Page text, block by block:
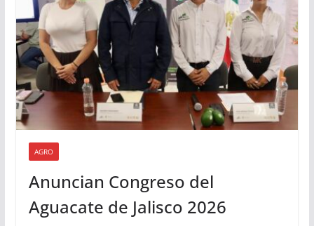
AGRO
Anuncian Congreso del
Aguacate de Jalisco 2026